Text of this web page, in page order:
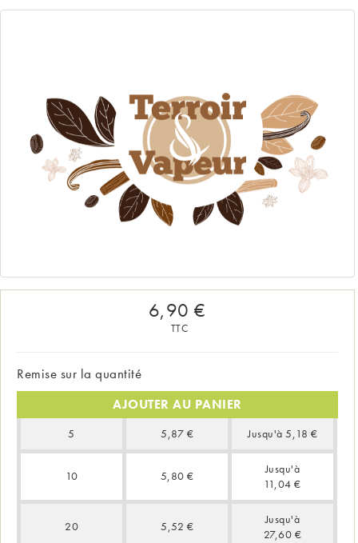
6,90 €
TTC
Remise sur la quantité
Prix unitaire
Vous économisez
5
5,87 € Jusqu'à 5,18 €
10 5,80 €
Jusqu'à
11,04 €
20 5,52 €
Jusqu'à
27,60 €
AJOUTER AU PANIER